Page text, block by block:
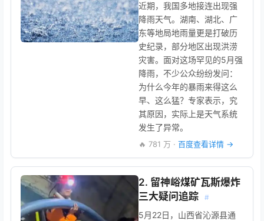
近期，我国多地接连出现强
降雨天气。湖南、湖北、广
东等地局地雨量更是打破历
史纪录，部分地区出现洪涝
灾害。面对这场罕见的5月强
降雨，不少公众纷纷发问：
为什么今年的暴雨来得这么
早、这么猛？专家表示，究
其原因，实际上是天气系统
发生了异常。
🔥 781 万 · 百度查看详情 →
2. 留神峪煤矿瓦斯爆炸
三大疑问追踪
#
5月22日，山西省沁源县通